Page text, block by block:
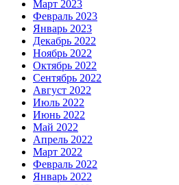
Март 2023
Февраль 2023
Январь 2023
Декабрь 2022
Ноябрь 2022
Октябрь 2022
Сентябрь 2022
Август 2022
Июль 2022
Июнь 2022
Май 2022
Апрель 2022
Март 2022
Февраль 2022
Январь 2022